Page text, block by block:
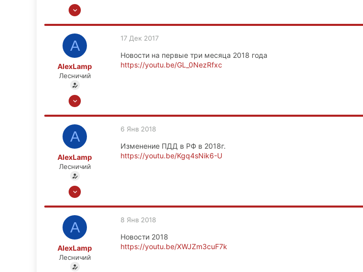
13 Ноя 2008
Москва
A
AlexLamp
Лесничий
13 Ноя 2008
Москва
17 Дек 2017
Новости на первые три месяца 2018 года
https://youtu.be/GL_0NezRfxc
A
AlexLamp
Лесничий
13 Ноя 2008
Москва
6 Янв 2018
Изменение ПДД в РФ в 2018г.
https://youtu.be/Kgq4sNik6-U
A
AlexLamp
Лесничий
8 Янв 2018
Новости 2018
https://youtu.be/XWJZm3cuF7k